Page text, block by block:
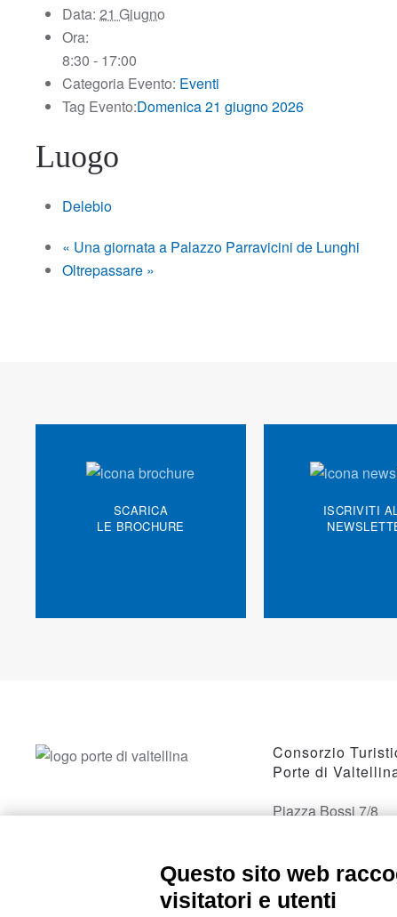
Data: 21 Giugno
Ora:
8:30 - 17:00
Categoria Evento: Eventi
Tag Evento:Domenica 21 giugno 2026
Luogo
Delebio
« Una giornata a Palazzo Parravicini de Lunghi
Oltrepassare »
SCARICA
LE BROCHURE
ISCRIVITI
Consorzio
Porte di
Piazza Bossi 7/8
Questo sito web
visitatori e utenti